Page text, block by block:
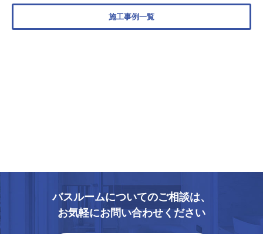
施工事例一覧
バスルームについてのご相談は、
お気軽にお問い合わせください